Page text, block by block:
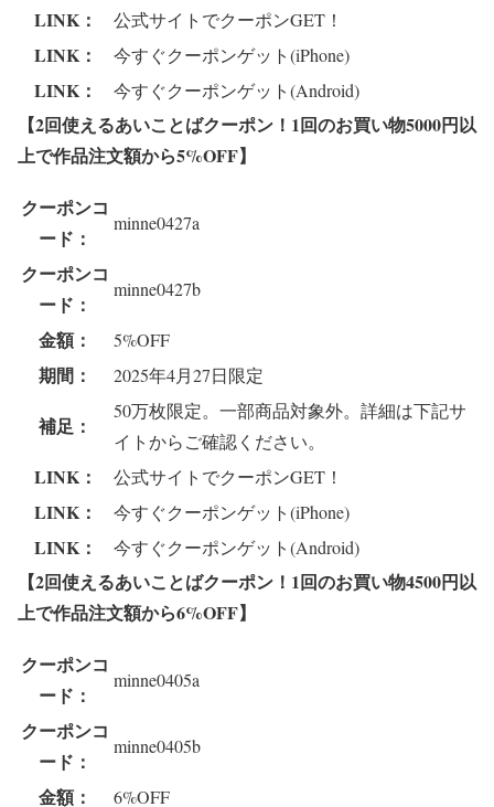
LINK： 公式サイトでクーポンGET！
LINK： 今すぐクーポンゲット(iPhone)
LINK： 今すぐクーポンゲット(Android)
【2回使えるあいことばクーポン！1回のお買い物5000円以
上で作品注文額から5%OFF】
クーポンコ
ード：
minne0427a
クーポンコ
ード：
minne0427b
金額： 5%OFF
期間： 2025年4月27日限定
補足：
50万枚限定。一部商品対象外。詳細は下記サ
イトからご確認ください。
LINK： 公式サイトでクーポンGET！
LINK： 今すぐクーポンゲット(iPhone)
LINK： 今すぐクーポンゲット(Android)
【2回使えるあいことばクーポン！1回のお買い物4500円以
上で作品注文額から6%OFF】
クーポンコ
ード：
minne0405a
クーポンコ
ード：
minne0405b
金額： 6%OFF